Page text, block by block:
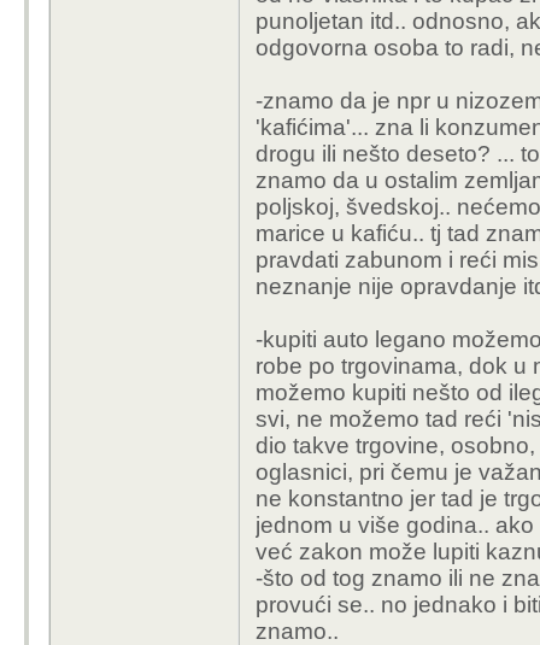
punoljetan itd.. odnosno,
odgovorna osoba to radi,
-znamo da je npr u
'kafićima'... zna li
drogu ili nešto deseto? ...
znamo da u ostalim
poljskoj, švedskoj..
marice u kafiću.. tj tad
pravdati zabunom i reći
neznanje nije opravdanje
-kupiti auto legano
robe po trgovinama, dok u
možemo kupiti nešto od
svi, ne možemo tad reći
dio takve trgovine,
oglasnici, pri čemu je
ne konstantno jer tad je
jednom u više godina..
već zakon može lupiti
-što od tog znamo ili ne
provući se.. no jednako i
znamo..